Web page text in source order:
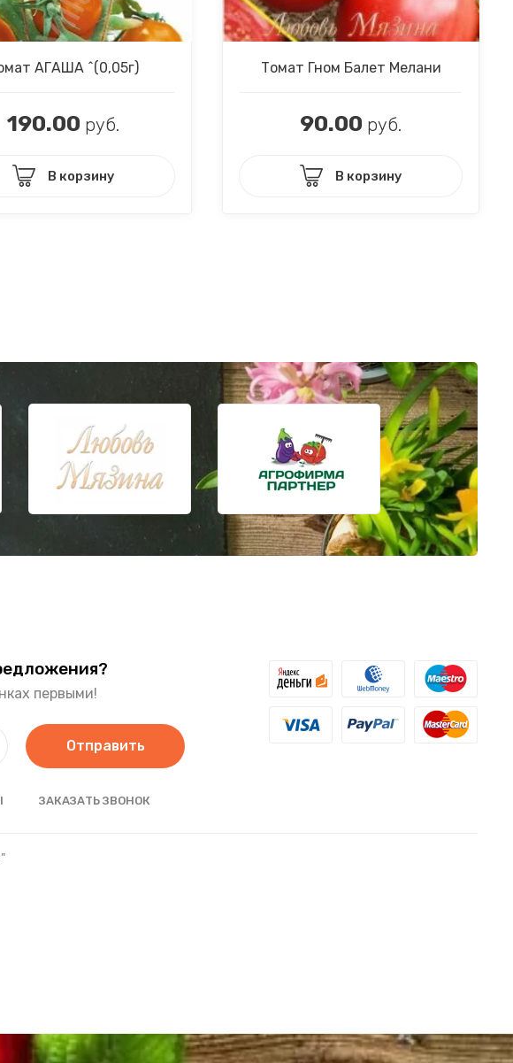
АГАША ^(0,05г)
190.00 руб.
В корзину
Томат Гном Балет Мелани
90.00 руб.
В корзину
первыми!
Отправить
ЗАКАЗАТЬ ЗВОНОК